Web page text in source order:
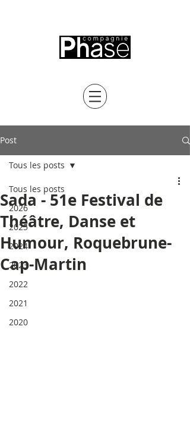
Post
Tous les posts
2026
2025
2024
2023
2022
2021
2020
Tous les posts
Sada - 51e Festival de
Théâtre, Danse et
Humour, Roquebrune-
Cap-Martin